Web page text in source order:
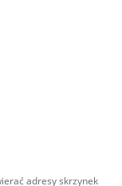
adresy skrzynek